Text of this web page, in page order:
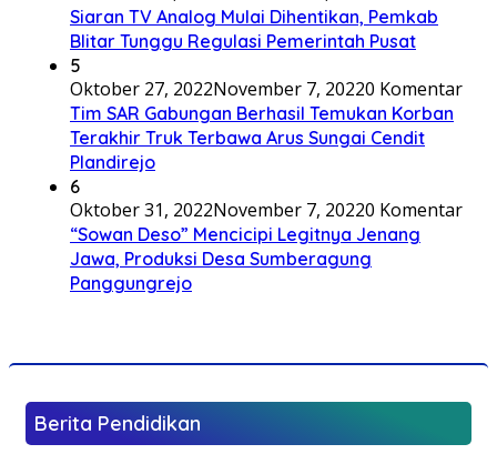
Siaran TV Analog Mulai Dihentikan, Pemkab
Blitar Tunggu Regulasi Pemerintah Pusat
5
Oktober 27, 2022November 7, 20220 Komentar
Tim SAR Gabungan Berhasil Temukan Korban
Terakhir Truk Terbawa Arus Sungai Cendit
Plandirejo
6
Oktober 31, 2022November 7, 20220 Komentar
“Sowan Deso” Mencicipi Legitnya Jenang
Jawa, Produksi Desa Sumberagung
Panggungrejo
Berita Pendidikan